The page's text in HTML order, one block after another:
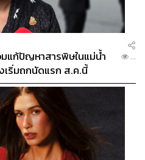
แก้ปัญหาสารพิษในแม่น้ำ
เริ่มถกนัดแรก ส.ค.นี้
...